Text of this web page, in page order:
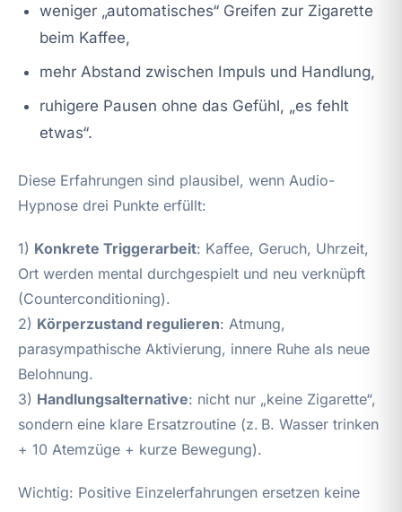
weniger „automatisches“ Greifen zur Zigarette
beim Kaffee,
mehr Abstand zwischen Impuls und Handlung,
ruhigere Pausen ohne das Gefühl, „es fehlt
etwas“.
Diese Erfahrungen sind plausibel, wenn Audio-
Hypnose drei Punkte erfüllt:
1) Konkrete Triggerarbeit: Kaffee, Geruch, Uhrzeit,
Ort werden mental durchgespielt und neu verknüpft
(Counterconditioning).
2) Körperzustand regulieren: Atmung,
parasympathische Aktivierung, innere Ruhe als neue
Belohnung.
3) Handlungsalternative: nicht nur „keine Zigarette“,
sondern eine klare Ersatzroutine (z. B. Wasser trinken
+ 10 Atemzüge + kurze Bewegung).
Wichtig: Positive Einzelerfahrungen ersetzen keine